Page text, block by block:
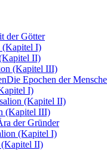
der Götter
(Kapitel I)
II)
(Kapitel III)
Die Epochen der
I)
(Kapitel II)
(Kapitel III)
der Gründer
(Kapitel I)
(Kapitel II)